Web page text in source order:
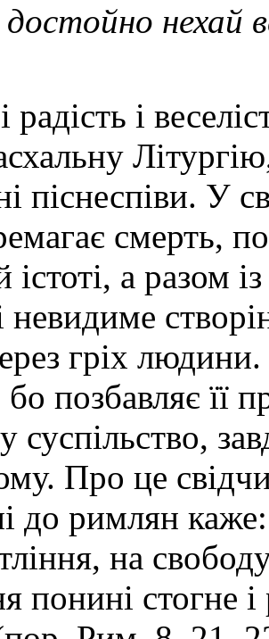
нехай
радість і
піснеспіви. У
смерть,
істоті, а разом
невидиме
гріх
позбавляє її
суспільство,
Про це
до римлян
на
понині стогне